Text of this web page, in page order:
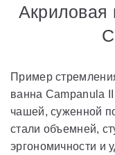
Акриловая
Пример
ванна Campanula
чашей, суженной
стали объемней,
эргономичности и